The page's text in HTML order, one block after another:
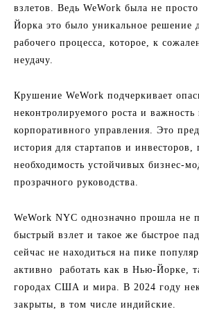
взлетов. Ведь WeWork была не
Йорка это было уникальное решение
рабочего процесса, которое, к
неудачу.
Крушение WeWork подчеркивает
неконтролируемого роста и важность
корпоративного управления. Это
история для стартапов и
необходимость устойчивых бизнес-
прозрачного руководства.
WeWork NYC однозначно прошла не
быстрый взлет и такое же быстрое
сейчас не находиться на пике
активно работать как в Нью-Йорке,
городах США и мира. В 2024 году
закрыты, в том числе индийские.